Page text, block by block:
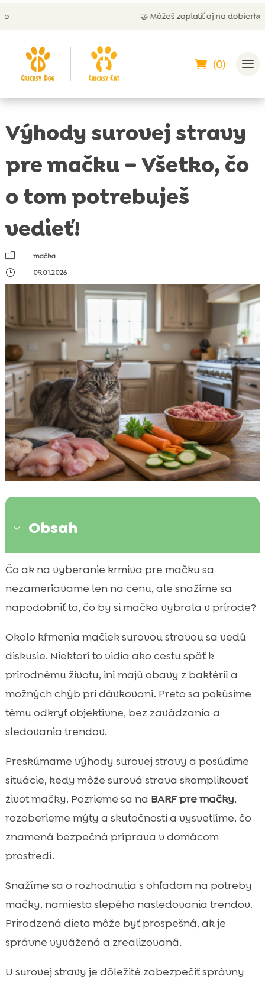
🤝 Môžeš zaplatiť aj na dobierku
(0)
Výhody surovej stravy
pre mačku – Všetko, čo
o tom potrebuješ
vedieť!
m
mačka
}
09.01.2026
3 Obsah

Čo je surová strava (BARF) pre mačky a
prečo o nej uvažujeme
výhody surovej stravy pre mačku
myslíme zle

Riziká surovej stravy a ako ich
minimalizujeme

Základné zložky surovej stravy: mäso,
Ako správne nastaviť porcie podľa veku,
váhy a aktivity mačky
 Prechod na surovú stravu bez stresu:
Hygiena, skladovanie a rozmrazovanie:
bezpečnosť na prvom mieste
Surová strava a zdravotné témy: srsť, zuby,
trávenie a imunita
 Kedy surovú stravu radšej nekŕmiť alebo ju
Najčastejšie chyby pri kŕmení surovou
stravou a ako sa im vyhnúť
 Ako kombinovať surovú stravu s kvalitným
krmivom: praktický kompromis
alternatíva: keď chceme kvalitu bez rizík
Čo ak na vyberanie krmiva pre mačku sa
nezameriavame len na cenu, ale snažíme sa
napodobniť to, čo by si mačka vybrala v prírode?
Okolo kŕmenia mačiek surovou stravou sa vedú
diskusie. Niektorí to vidia ako cestu späť k
prírodnému životu, iní majú obavy z baktérií a
možných chýb pri dávkovaní. Preto sa pokúsime
tému odkryť objektívne, bez zavádzania a
sledovania trendov.
Preskúmame výhody surovej stravy a posúdime
situácie, kedy môže surová strava skomplikovať
život mačky. Pozrieme sa na BARF pre mačky,
rozoberieme mýty a skutočnosti a vysvetlíme, čo
znamená bezpečná príprava v domácom
prostredí.
Snažíme sa o rozhodnutia s ohľadom na potreby
mačky, namiesto slepého nasledovania trendov.
Prirodzená dieta môže byť prospešná, ak je
správne vyvážená a zrealizovaná.
U surovej stravy je dôležité zabezpečiť správny